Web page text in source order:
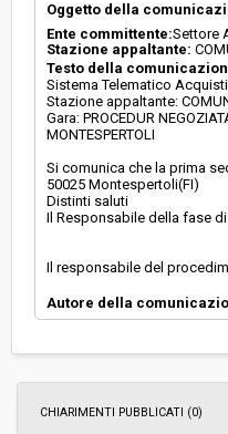
Oggetto della
Ente committente:Settore
Stazione appaltante:
Testo della
Sistema Telematico
Stazione appaltante:
Gara: PROCEDUR
MONTESPERTOLI
Si comunica che la prima
50025 Montespertoli(FI)
Distinti saluti
Il Responsabile della fase
Il responsabile del
Autore della
CHIARIMENTI PUBBLICATI (0)